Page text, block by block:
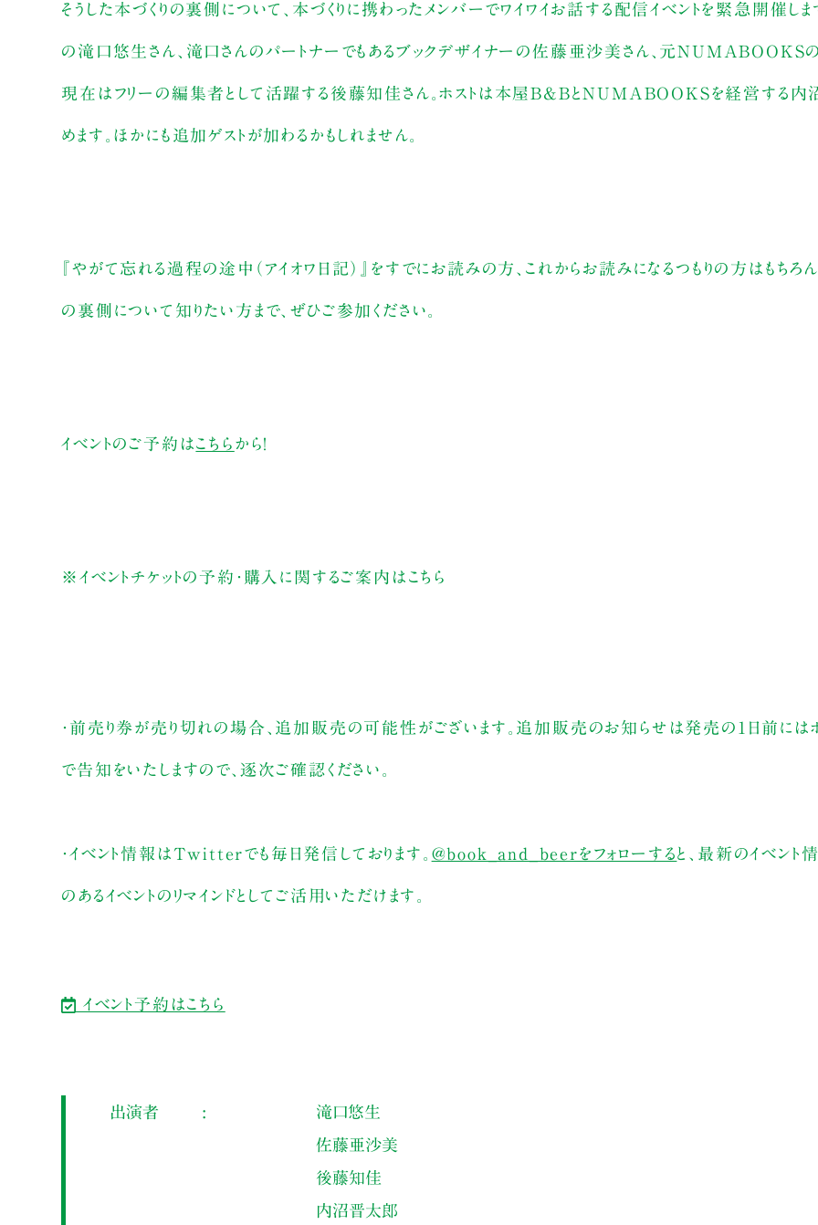
そうした本づくりの裏側について、本づくりに携わったメンバーでワイワイお話する配信イベントを緊急開催しま
の滝口悠生さん、滝口さんのパートナーでもあるブックデザイナーの佐藤亜沙美さん、元NUMABOOKSの
現在はフリーの編集者として活躍する後藤知佳さん。ホストは本屋B&BとNUMABOOKSを経営する内
めます。ほかにも追加ゲストが加わるかもしれません。
『やがて忘れる過程の途中（アイオワ日記）』をすでにお読みの方、これからお読みになるつもりの方はもちろ
の裏側について知りたい方まで、ぜひご参加ください。
イベントのご予約はこちら から！
※イベントチケットの予約・購入に関するご案内は こちら
・前売り券が売り切れの場合、追加販売の可能性がございます。追加販売のお知らせは発売の1日前には
で告知をいたしますので、逐次ご確認ください。
・イベント情報はTwitterでも毎日発信しております。 @book_and_beerをフォローすると、最新のイベン
のあるイベントのリマインドとしてご活用いただけます。
イベント予約はこちら
出演者
滝口悠生
佐藤亜沙美
後藤知佳
内沼晋太郎